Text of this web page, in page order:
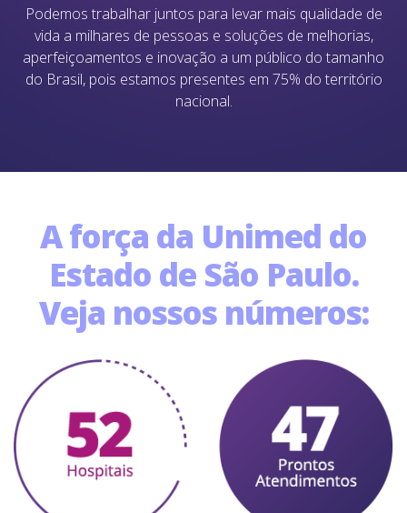
Podemos trabalhar juntos para levar mais qualidade de
vida a milhares de pessoas e soluções de melhorias,
aperfeiçoamentos e inovação a um público do tamanho
do Brasil, pois estamos presentes em 75% do território
nacional.
A força da Unimed do
Estado de São Paulo.
Veja nossos números: